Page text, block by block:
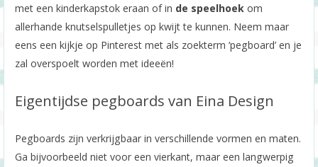
met een kinderkapstok eraan of in de speelhoekom
allerhande knutselspulletjes op kwijt te kunnen. Neem maar
eens een kijkje op Pinterest met als zoekterm ‘pegboard’ en je
zal overspoelt worden met ideeën!
Eigentijdse pegboards van Eina Design
Pegboards zijn verkrijgbaar in verschillende vormen en maten.
Ga bijvoorbeeld niet voor een vierkant, maar een langwerpig